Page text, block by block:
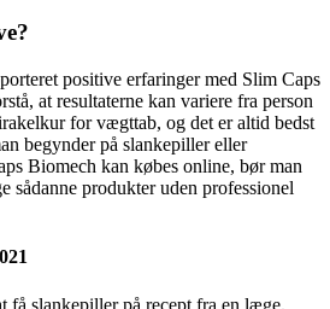
positive erfaringer med Slim Caps
at resultaterne kan variere fra person
for vægttab, og det er altid bedst
begynder på slankepiller eller
Biomech kan købes online, bør man
sådanne produkter uden professionel
få slankepiller på recept fra en læge.